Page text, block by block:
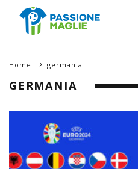
Home germania
GERMANIA